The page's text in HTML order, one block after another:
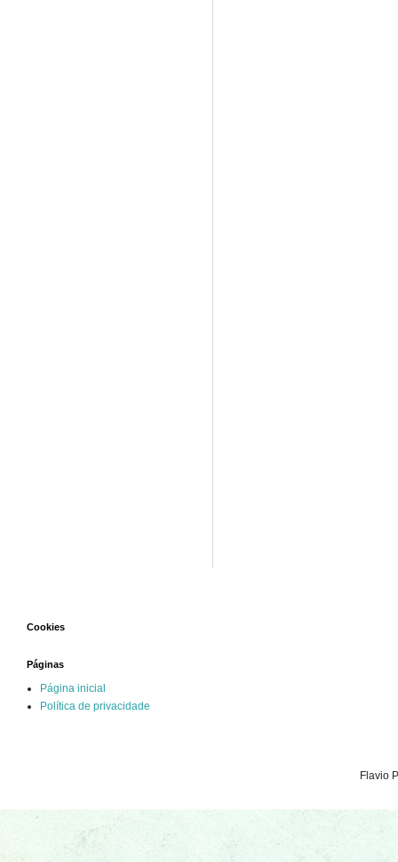
Cookies
Páginas
Página inicial
Política de privacidade
Flavio